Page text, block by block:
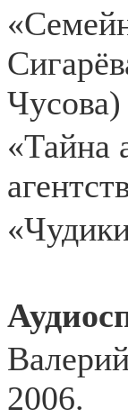
Чусова)
«Тайна
2006.